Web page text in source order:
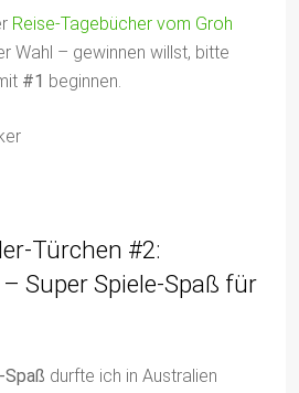
Reise-Tagebücher vom Groh
Wahl – gewinnen willst, bitte
#1 beginnen.
Türchen #2:
– Super Spiele-Spaß für
durfte ich in Australien